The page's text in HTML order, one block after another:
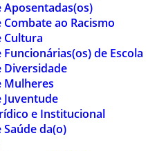
ao Racismo
Cultura
de Escola
Diversidade
Mulheres
e Institucional
da(o)